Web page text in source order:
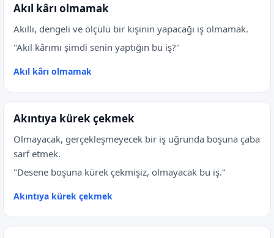
Akıl kârı olmamak
Akıllı, dengeli ve ölçülü bir kişinin yapacağı iş olmamak.
"Akıl kârımı şimdi senin yaptığın bu iş?"
Akıl kârı olmamak
Akıntıya kürek çekmek
Olmayacak, gerçekleşmeyecek bir iş uğrunda boşuna çaba
sarf etmek.
"Desene boşuna kürek çekmişiz, olmayacak bu iş."
Akıntıya kürek çekmek